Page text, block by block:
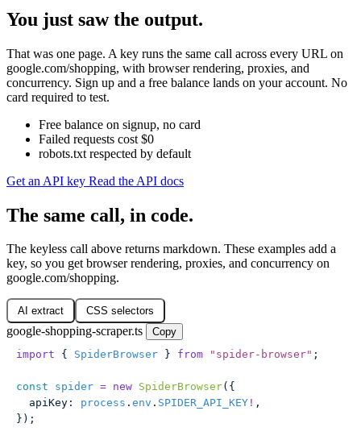
You just saw the output.
That was one page. A key runs the same call across every URL on
google.com/shopping, with browser rendering, proxies, and
concurrency. Sign up and a free balance lands on your account. No
card required to test.
Free balance on signup, no card
Failed requests cost $0
robots.txt respected by default
Get an API key Read the API docs
The same call, in code.
The keyless call above returns markdown. These examples add a
key, so you get browser rendering, proxies, and concurrency on
google.com/shopping.
AI extract CSS selectors
google-shopping-scraper.ts
Copy
import { SpiderBrowser } from " spider-browser" ;
const spider = new SpiderBrowser({
  apiKey
: process . env . SPIDER_API_KEY ! ,
});